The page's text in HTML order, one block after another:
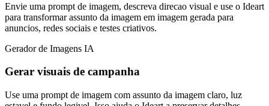
Envie uma prompt de imagem, descreva direcao visual e use o Ideart
para transformar assunto da imagem em imagem gerada para
anuncios, redes sociais e testes criativos.
Gerador de Imagens IA
Gerar visuais de campanha
Use uma prompt de imagem com assunto da imagem claro, luz